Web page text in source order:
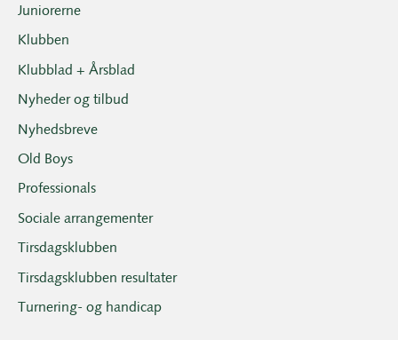
Juniorerne
Klubben
Klubblad + Årsblad
Nyheder og tilbud
Nyhedsbreve
Old Boys
Professionals
Sociale arrangementer
Tirsdagsklubben
Tirsdagsklubben resultater
Turnering- og handicap